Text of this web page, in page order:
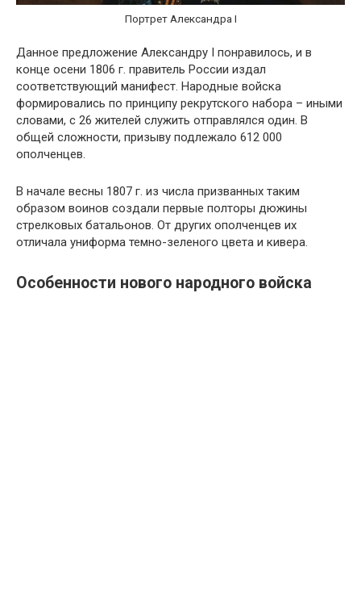
Портрет Александра I
Данное предложение Александру I понравилось, и в
конце осени 1806 г. правитель России издал
соответствующий манифест. Народные войска
формировались по принципу рекрутского набора – иными
словами, с 26 жителей служить отправлялся один. В
общей сложности, призыву подлежало 612 000
ополченцев.
В начале весны 1807 г. из числа призванных таким
образом воинов создали первые полторы дюжины
стрелковых батальонов. От других ополченцев их
отличала униформа темно-зеленого цвета и кивера.
Особенности нового народного войска